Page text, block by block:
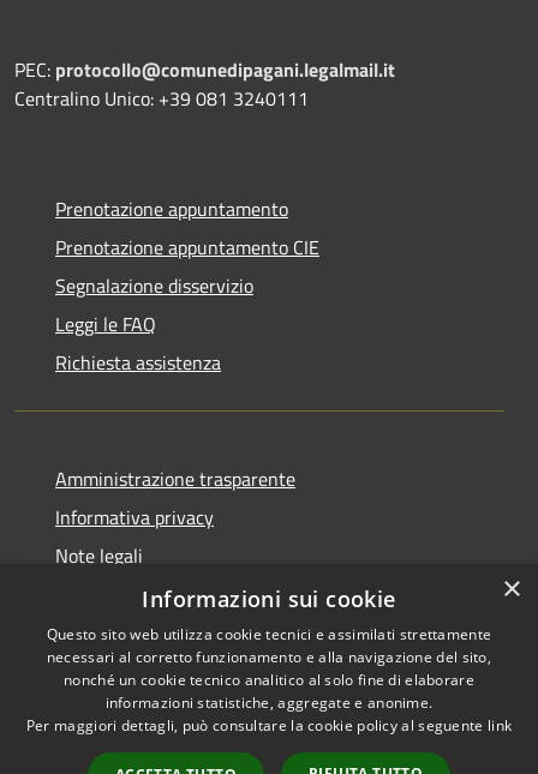
PEC: protocollo@comunedipagani.legalmail.it
Centralino Unico: +39 081 3240111
Prenotazione appuntamento
Prenotazione appuntamento CIE
Segnalazione disservizio
Leggi le FAQ
Richiesta assistenza
Amministrazione trasparente
Informativa privacy
Note legali
Dichiarazione di accessibilità
RSS
Accessibilità
Copyright © 2026 • Comune di
×
Informazioni sui cookie
Questo sito web utilizza cookie tecnici e assimilati strettamente
necessari al corretto funzionamento e alla navigazione del sito,
nonché un cookie tecnico analitico al solo fine di elaborare
informazioni statistiche, aggregate e anonime.
Per maggiori dettagli, può consultare la cookie policy al seguente link